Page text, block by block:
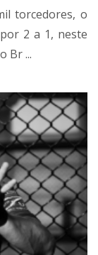
torcedores, o
2 a 1, neste
Br ...